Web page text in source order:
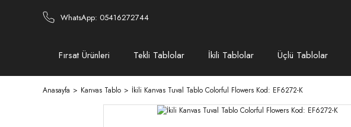
WhatsApp: 05416272744
Fırsat Ürünleri Tekli Tablolar İkili Tablolar Üçlü Tablolar
Anasayfa Kanvas Tablo İkili Kanvas Tuval Tablo Colorful Flowers Kod: EF6272-K